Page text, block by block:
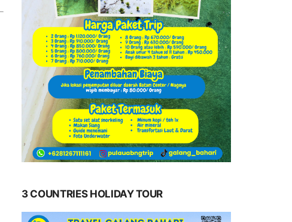
3 COUNTRIES HOLIDAY TOUR